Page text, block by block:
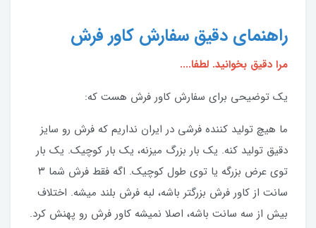
راهنمای دقیق سفارش کاور فرش
مرا دقیق بخوانید. لطفا....
یک توضیحی برای سفارش کاور فرش هست که:
ما هیچ تولید کننده فرشی در ایران نداریم که فرش رو سایز
دقیق تولید کنه. یک بار بزرگ میزنه، یک بار کوچیک. یک بار
توی عرض بزرگه یا توی طول کوچیک. اگه فقط فرش شما ۳
سانت از کاور فرش بزرگتر باشه، لبه فرش بلند میشه. اختلاف
بیش از سه سانت باشه، اصلا نمیشه کاور فرش رو پهنش کرد.